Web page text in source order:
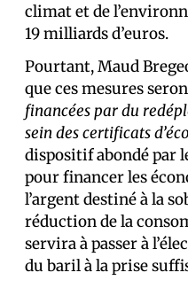
climat et de
19 milliards d’euros.
Pourtant, Maud
que ces mesures
financées par du
sein des certificats
dispositif abondé par
pour financer les
l’argent destiné à la
réduction de la
servira à passer à
du baril à la prise